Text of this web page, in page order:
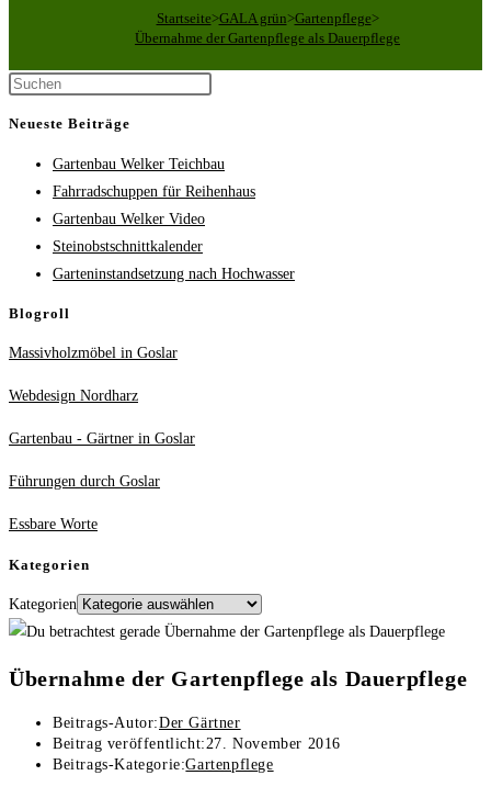
Startseite>GALA grün>Gartenpflege>
Übernahme der Gartenpflege als Dauerpflege
Neueste Beiträge
Gartenbau Welker Teichbau
Fahrradschuppen für Reihenhaus
Gartenbau Welker Video
Steinobstschnittkalender
Garteninstandsetzung nach Hochwasser
Blogroll
Massivholzmöbel in Goslar
Webdesign Nordharz
Gartenbau - Gärtner in Goslar
Führungen durch Goslar
Essbare Worte
Kategorien
Kategorien
Übernahme der Gartenpflege als Dauerpflege
Beitrags-Autor:Der Gärtner
Beitrag veröffentlicht:27. November 2016
Beitrags-Kategorie:Gartenpflege